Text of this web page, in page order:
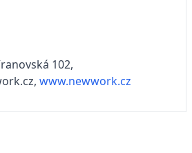
102,
www.newwork.cz